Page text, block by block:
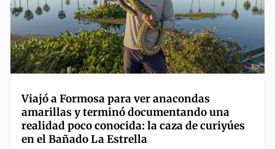
Viajó a Formosa para ver anacondas
amarillas y terminó documentando una
realidad poco conocida: la caza de curiyúes
en el Bañado La Estrella